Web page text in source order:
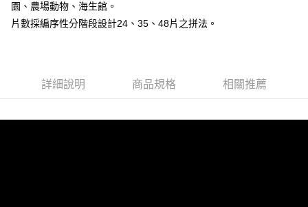
宅配滿額1500免運
每筆NT$100，滿NT$1,500(含以上)免運費
園、農場動物、海生館。
片數採編序性分階段設計24、35、48片之拼法。
詳細說明 商品規格 相關推薦